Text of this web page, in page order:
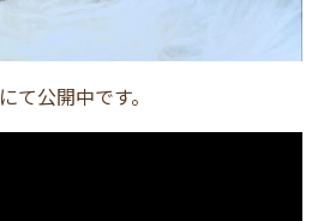
にて公開中です。